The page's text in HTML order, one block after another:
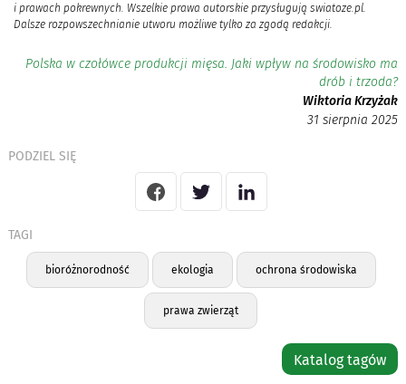
i prawach pokrewnych. Wszelkie prawa autorskie przysługują swiatoze.pl.
Dalsze rozpowszechnianie utworu możliwe tylko za zgodą redakcji.
Polska w czołówce produkcji mięsa. Jaki wpływ na środowisko ma
drób i trzoda?
Wiktoria Krzyżak
31 sierpnia 2025
PODZIEL SIĘ
TAGI
bioróżnorodność ekologia ochrona środowiska
prawa zwierząt
Katalog tagów